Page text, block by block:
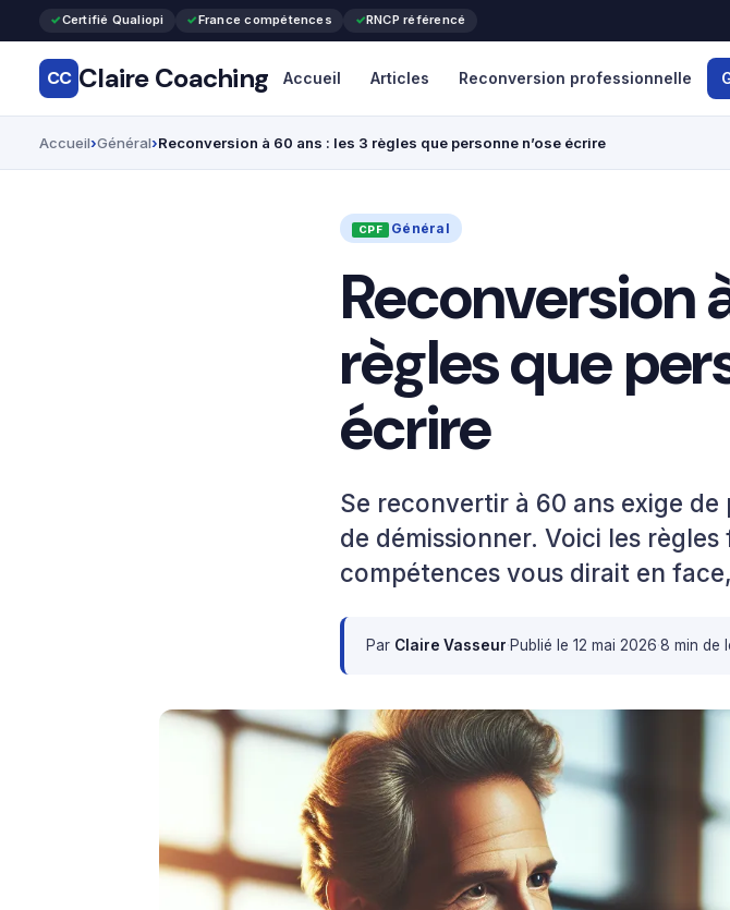
Certifié Qualiopi France compétences RNCP référencé
CC Claire Coaching Accueil Articles Reconversion professionnelle
Accueil Général Reconversion à 60 ans : les 3 règles que personne n’ose écrire
Général
Reconversion
règles que
écrire
Se reconvertir à 60 ans exige
de démissionner. Voici les règles
compétences vous dirait en
Par Claire Vasseur·Publié le 12 mai 2026·8 min de